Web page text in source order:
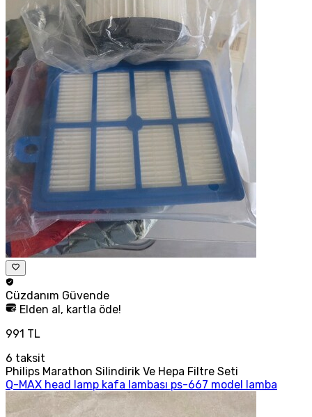
Cüzdanım Güvende
Elden al, kartla öde!
991 TL
6 taksit
Philips Marathon Silindirik Ve Hepa Filtre Seti
Q-MAX head lamp kafa lambası ps-667 model lamba